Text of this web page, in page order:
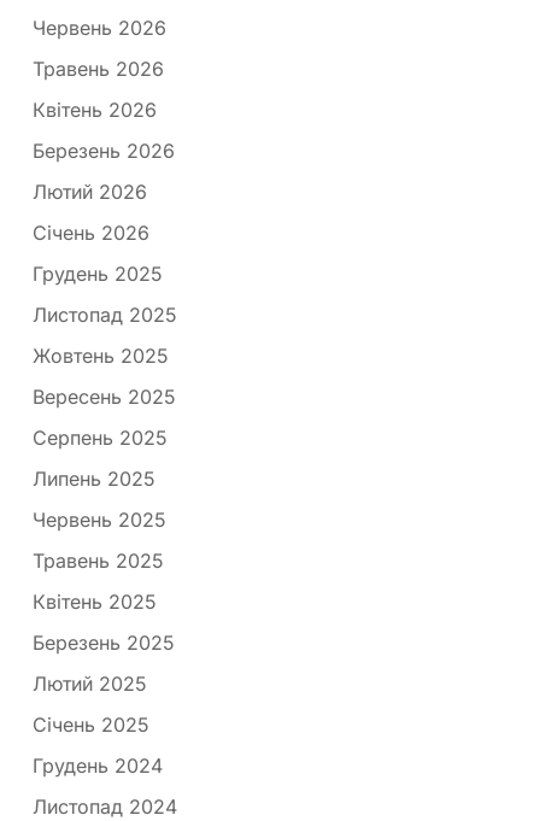
Червень 2026
Травень 2026
Квітень 2026
Березень 2026
Лютий 2026
Січень 2026
Грудень 2025
Листопад 2025
Жовтень 2025
Вересень 2025
Серпень 2025
Липень 2025
Червень 2025
Травень 2025
Квітень 2025
Березень 2025
Лютий 2025
Січень 2025
Грудень 2024
Листопад 2024